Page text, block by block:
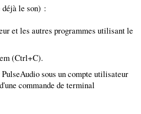
le son) :
et les autres programmes utilisant le
(Ctrl+C).
sous un compte utilisateur
commande de terminal